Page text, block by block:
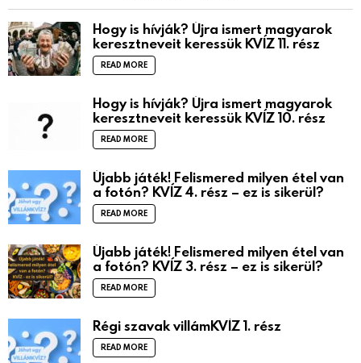
Hogy is hívják? Újra ismert magyarok
keresztneveit keressük KVÍZ 11. rész
READ MORE
Hogy is hívják? Újra ismert magyarok
keresztneveit keressük KVÍZ 10. rész
READ MORE
Újabb játék! Felismered milyen étel van
a fotón? KVÍZ 4. rész – ez is sikerül?
READ MORE
Újabb játék! Felismered milyen étel van
a fotón? KVÍZ 3. rész – ez is sikerül?
READ MORE
Régi szavak villámKVÍZ 1. rész
READ MORE